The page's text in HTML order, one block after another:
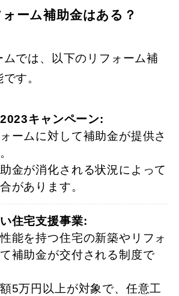
ーム補助金はある？
ムでは、以下のリフォーム補
す。
キャンペーン:
ームに対して補助金が提供さ
金が消化される状況によって
があります。
住宅支援事業:
能を持つ住宅の新築やリフォ
補助金が交付される制度で
5万円以上が対象で、任意工